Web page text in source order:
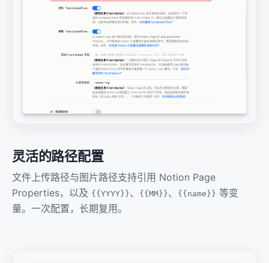
灵活的路径配置
文件上传路径与图片路径支持引用 Notion Page
Properties，以及 {{YYYY}}、 {{MM}}、 {{name}} 等变
量。一次配置，长期复用。